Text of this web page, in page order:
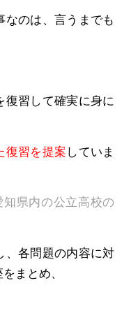
なのは、言うまでも
復習して確実に身に
復習を提案していま
県内の公立高校の
、各問題の内容に対
まとめ、